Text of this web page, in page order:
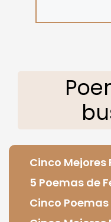
Cinco Mejores
5 Poemas de
Cinco